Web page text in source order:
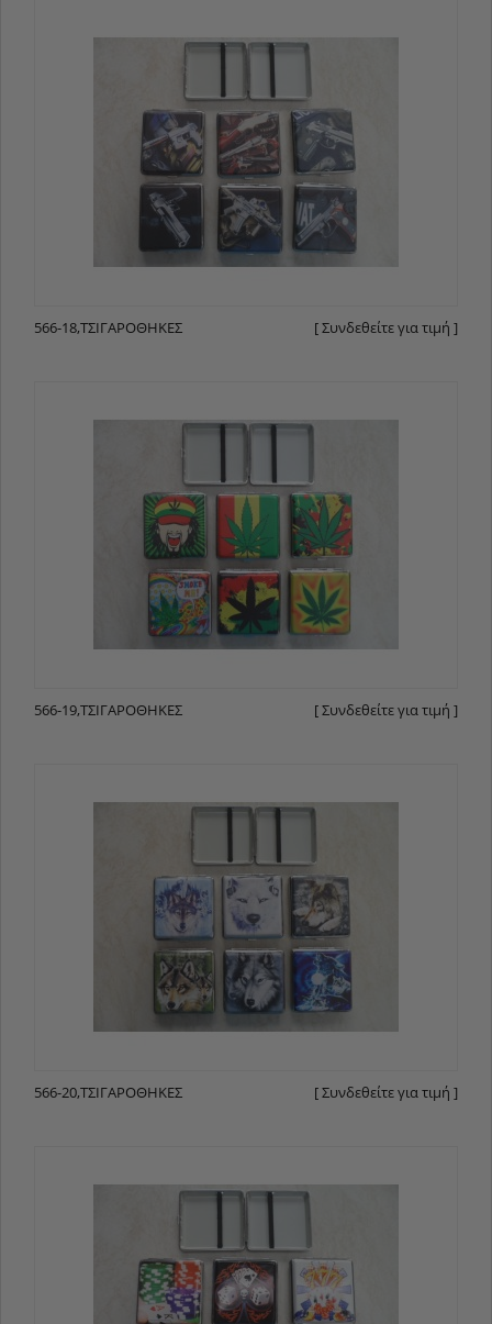
566-18,ΤΣΙΓΑΡΟΘΉΚΕΣ [ Συνδεθείτε για τιμή ]
566-19,ΤΣΙΓΑΡΟΘΉΚΕΣ [ Συνδεθείτε για τιμή ]
566-20,ΤΣΙΓΑΡΟΘΉΚΕΣ [ Συνδεθείτε για τιμή ]